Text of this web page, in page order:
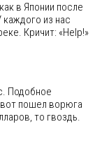
в Японии после
из нас
Кричит: «Help!»
Подобное
пошел ворюга
то гвоздь.